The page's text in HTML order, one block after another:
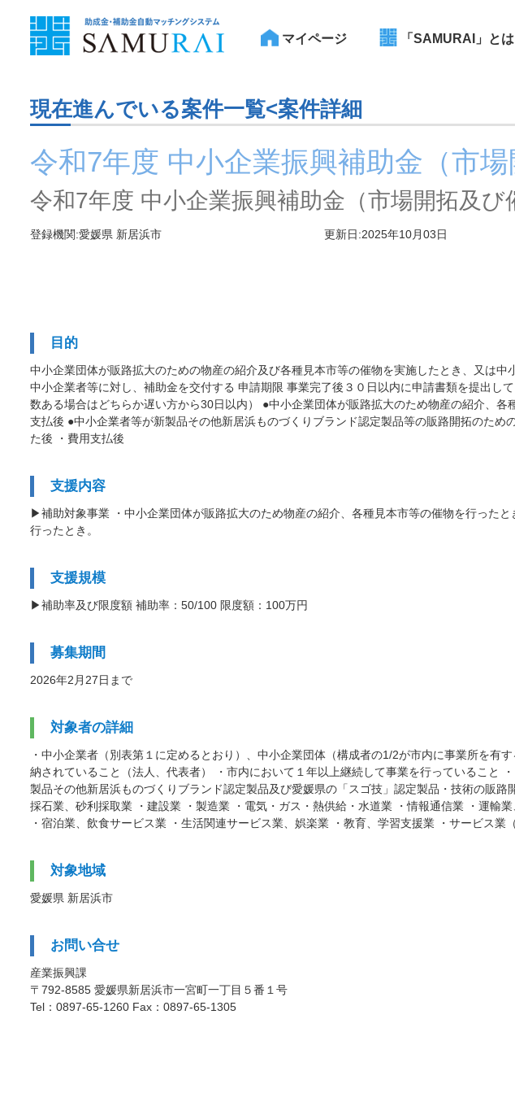
マイページ 「SAMURAI」とは
現在進んでいる案件一覧<案件詳細
令和7年度 中小企業振興補助金（市場
令和7年度 中小企業振興補助金（市場開拓及び
登録機関:愛媛県 新居浜市 更新日:2025年10月03日
目的
中小企業団体が販路拡大のための物産の紹介及び各種見本市等の催物を実施したとき、又は
中小企業者等に対し、補助金を交付する 申請期限 事業完了後３０日以内に申請書類を提出
数ある場合はどちらか遅い方から30日以内） ●中小企業団体が販路拡大のため物産の紹介、
支払後 ●中小企業者等が新製品その他新居浜ものづくりブランド認定製品等の販路開拓のた
た後 ・費用支払後
支援内容
▶補助対象事業 ・中小企業団体が販路拡大のため物産の紹介、各種見本市等の催物を行った
行ったとき。
支援規模
▶補助率及び限度額 補助率：50/100 限度額：100万円
募集期間
2026年2月27日まで
対象者の詳細
・中小企業者（別表第１に定めるとおり）、中小企業団体（構成者の1/2が市内に事業所を
納されていること（法人、代表者） ・市内において１年以上継続して事業を行っているこ
製品その他新居浜ものづくりブランド認定製品及び愛媛県の「スゴ技」認定製品・技術の
採石業、砂利採取業 ・建設業 ・製造業 ・電気・ガス・熱供給・水道業 ・情報通信業 ・運輸
・宿泊業、飲食サービス業 ・生活関連サービス業、娯楽業 ・教育、学習支援業 ・サービス業
対象地域
愛媛県 新居浜市
お問い合せ
産業振興課
〒792-8585 愛媛県新居浜市一宮町一丁目５番１号
Tel：0897-65-1260 Fax：0897-65-1305